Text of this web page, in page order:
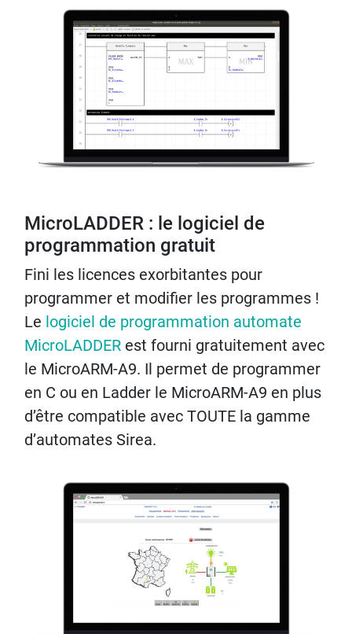
MicroLADDER : le logiciel de
programmation gratuit
Fini les licences exorbitantes pour
programmer et modifier les programmes !
Le logiciel de programmation automate
MicroLADDER est fourni gratuitement avec
le MicroARM-A9. Il permet de programmer
en C ou en Ladder le MicroARM-A9 en plus
d’être compatible avec TOUTE la gamme
d’automates Sirea.